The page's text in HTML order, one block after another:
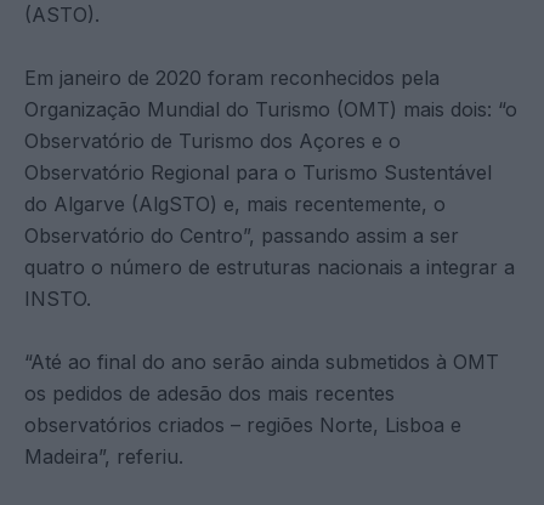
(ASTO).
Em janeiro de 2020 foram reconhecidos pela
Organização Mundial do Turismo (OMT) mais dois: “o
Observatório de Turismo dos Açores e o
Observatório Regional para o Turismo Sustentável
do Algarve (AlgSTO) e, mais recentemente, o
Observatório do Centro”, passando assim a ser
quatro o número de estruturas nacionais a integrar a
INSTO.
“Até ao final do ano serão ainda submetidos à OMT
os pedidos de adesão dos mais recentes
observatórios criados – regiões Norte, Lisboa e
Madeira”, referiu.